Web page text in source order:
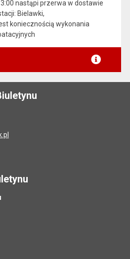
nastąpi przerwa w dostawie
Bielawki,
koniecznością wykonania